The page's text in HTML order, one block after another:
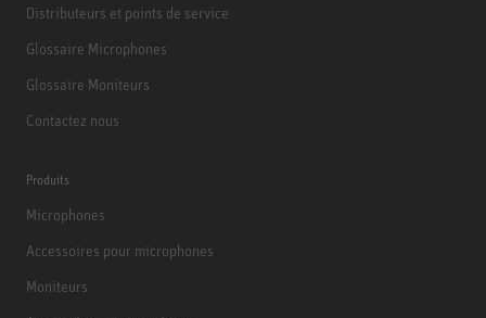
Distributeurs et points de service
Glossaire Microphones
Glossaire Moniteurs
Contactez nous
Produits
Microphones
Accessoires pour microphones
Moniteurs